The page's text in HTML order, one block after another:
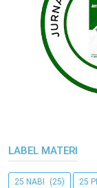
LABEL MATERI
25 NABI (25) 25